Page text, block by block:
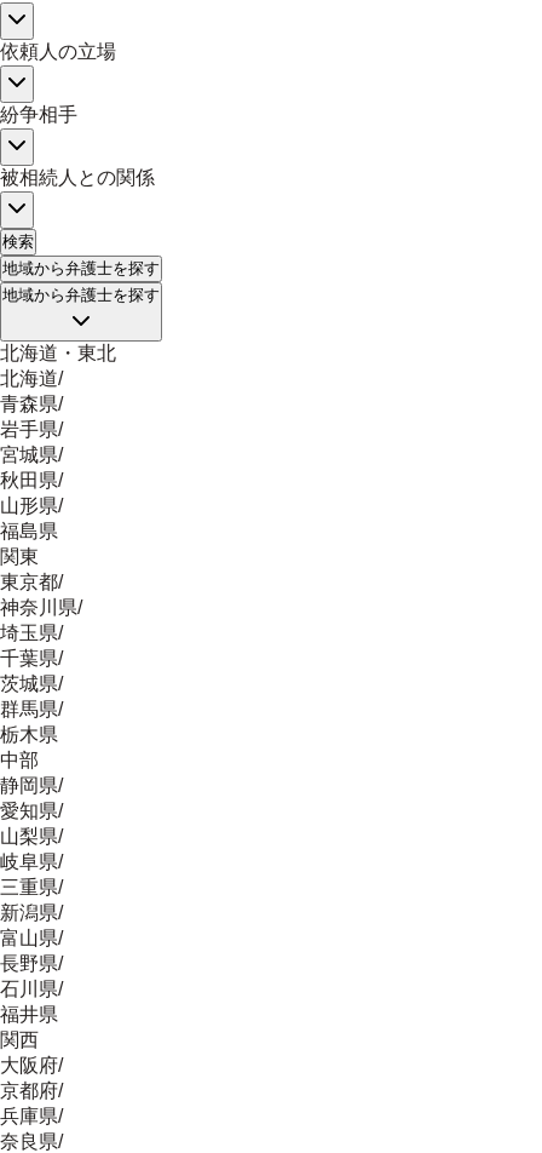
依頼人の立場
紛争相手
被相続人との関係
検索
地域から弁護士を探す
地域から弁護士を探す
北海道・東北
北海道/
青森県/
岩手県/
宮城県/
秋田県/
山形県/
福島県
関東
東京都/
神奈川県/
埼玉県/
千葉県/
茨城県/
群馬県/
栃木県
中部
静岡県/
愛知県/
山梨県/
岐阜県/
三重県/
新潟県/
富山県/
長野県/
石川県/
福井県
関西
大阪府/
京都府/
兵庫県/
奈良県/